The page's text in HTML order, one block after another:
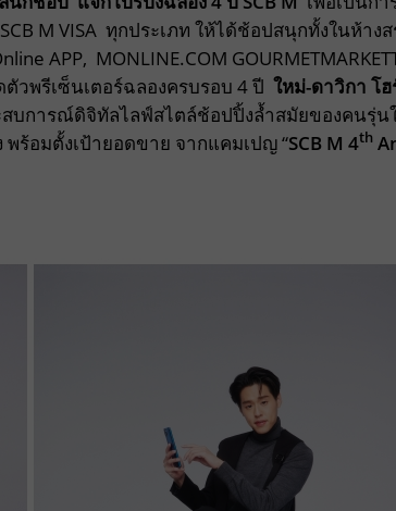
M VISA ทุกประเภท ให้ได้ช้อปสนุกทั้งในห้าง
APP, MONLINE.COM
วพรีเซ็นเตอร์ฉลองครบรอบ 4 ปี ใหม่-ดาวิกา โ
บการณ์ดิจิทัลไลฟ์สไตล์ช้อปปิ้งล้ำสมัยของคนรุ่น
พร้อมตั้งเป้ายอดขาย จากแคมเปญ “SCB M 4th